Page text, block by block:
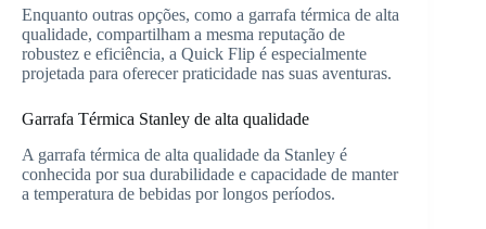
Enquanto outras opções, como a garrafa térmica de alta
qualidade, compartilham a mesma reputação de
robustez e eficiência, a Quick Flip é especialmente
projetada para oferecer praticidade nas suas aventuras.
Garrafa Térmica Stanley de alta qualidade
A garrafa térmica de alta qualidade da Stanley é
conhecida por sua durabilidade e capacidade de manter
a temperatura de bebidas por longos períodos.